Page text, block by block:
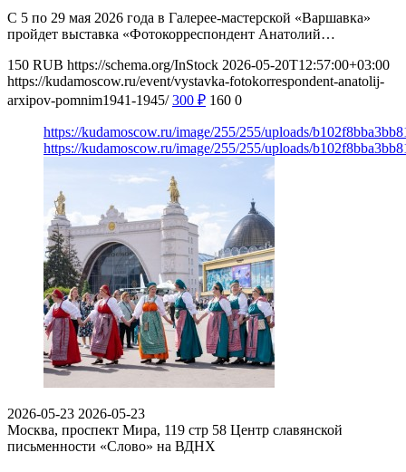
С 5 по 29 мая 2026 года в Галерее-мастерской «Варшавка»
пройдет выставка «Фотокорреспондент Анатолий…
150 RUB https://schema.org/InStock 2026-05-20T12:57:00+03:00
https://kudamoscow.ru/event/vystavka-fotokorrespondent-anatolij-
arxipov-pomnim1941-1945/ 300 ₽ 160 0
https://kudamoscow.ru/image/255/255/uploads/
https://kudamoscow.ru/image/255/255/uploads/
2026-05-23 2026-05-23
Москва, проспект Мира, 119 стр 58 Центр славянской
письменности «Слово» на ВДНХ